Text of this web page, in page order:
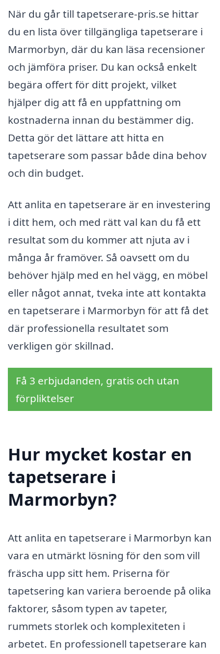
När du går till tapetserare-pris.se hittar
du en lista över tillgängliga tapetserare i
Marmorbyn, där du kan läsa recensioner
och jämföra priser. Du kan också enkelt
begära offert för ditt projekt, vilket
hjälper dig att få en uppfattning om
kostnaderna innan du bestämmer dig.
Detta gör det lättare att hitta en
tapetserare som passar både dina behov
och din budget.
Att anlita en tapetserare är en investering
i ditt hem, och med rätt val kan du få ett
resultat som du kommer att njuta av i
många år framöver. Så oavsett om du
behöver hjälp med en hel vägg, en möbel
eller något annat, tveka inte att kontakta
en tapetserare i Marmorbyn för att få det
där professionella resultatet som
verkligen gör skillnad.
Få 3 erbjudanden, gratis och utan
förpliktelser
Hur mycket kostar en
tapetserare i
Marmorbyn?
Att anlita en tapetserare i Marmorbyn kan
vara en utmärkt lösning för den som vill
fräscha upp sitt hem. Priserna för
tapetsering kan variera beroende på olika
faktorer, såsom typen av tapeter,
rummets storlek och komplexiteten i
arbetet. En professionell tapetserare kan